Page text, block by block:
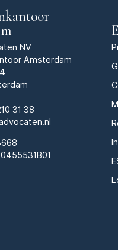
NV
Amsterdam
31 38